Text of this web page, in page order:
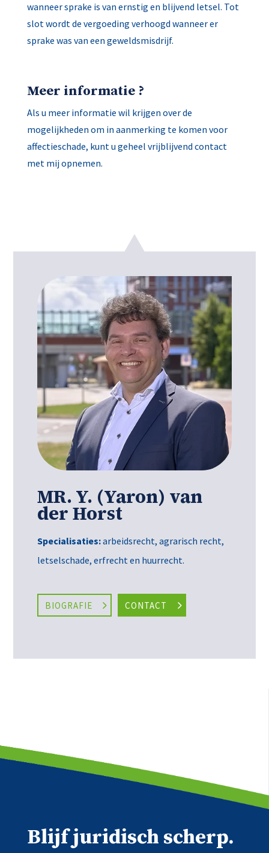
wanneer sprake is van ernstig en blijvend letsel. Tot
slot wordt de vergoeding verhoogd wanneer er
sprake was van een geweldsmisdrijf.
Meer informatie ?
Als u meer informatie wil krijgen over de
mogelijkheden om in aanmerking te komen voor
affectieschade, kunt u geheel vrijblijvend contact
met mij opnemen.
MR. Y. (Yaron) van
der Horst
Specialisaties:arbeidsrecht,agrarisch recht,
letselschade,erfrecht en huurrecht.
BIOGRAFIE CONTACT
Blijf juridisch scherp.